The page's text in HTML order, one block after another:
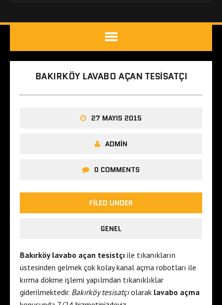
BAKIRKÖY LAVABO AÇAN TESISATÇI
27 MAYIS 2015
ADMIN
0 COMMENTS
FILED UNDER
GENEL
Bakırköy lavabo açan tesistçı ile tıkanıkların
üstesinden gelmek çok kolay kanal açma robotları ile
kırma dökme işlemi yapılmdan tıkanıklıklar
giderilmektedir. Bakırköy tesisatçıolarak lavabo açma